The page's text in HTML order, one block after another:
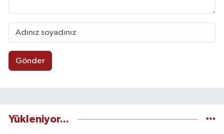
Gönder
Yükleniyor...